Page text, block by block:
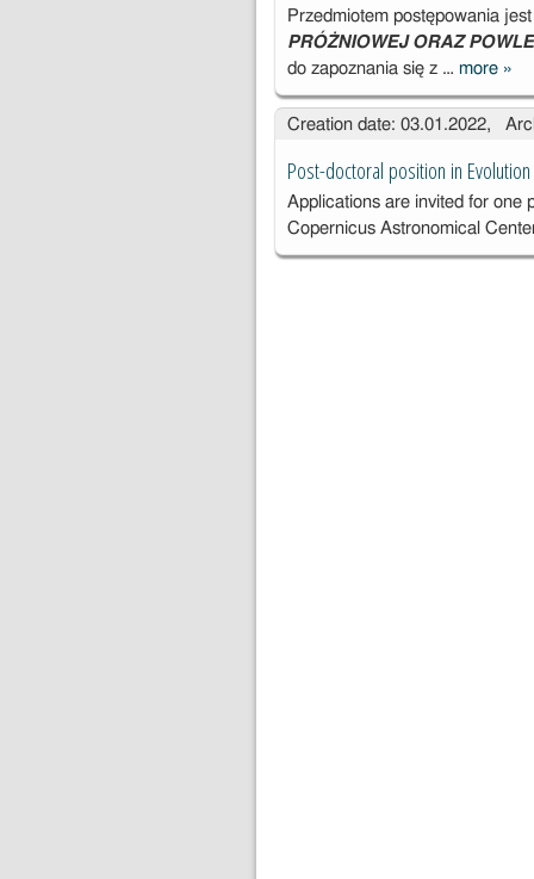
Przedmiotem postępowania
PRÓŻNIOWEJ ORAZ
do zapoznania się z …more
KI
J
A
»
Creation date: 03.01.2022,
Post-doctoral position in
Applications are invited for one
Copernicus Astronomical